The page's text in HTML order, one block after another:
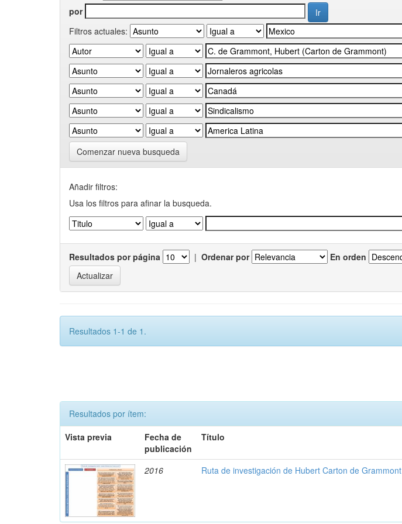
por
Filtros actuales:
Comenzar nueva busqueda
Añadir filtros:
Usa los filtros para afinar la busqueda.
Resultados por página | Ordenar por En orden
Resultados 1-1 de 1.
Resultados por ítem:
Vista previa
Fecha de
publicación
Título
2016 Ruta de investigación de Hubert Carton de Grammont